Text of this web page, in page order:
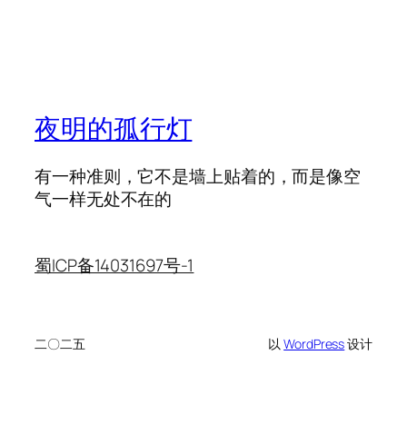
夜明的孤行灯
有一种准则，它不是墙上贴着的，而是像空
气一样无处不在的
蜀ICP备14031697号-1
二〇二五 以WordPress设计